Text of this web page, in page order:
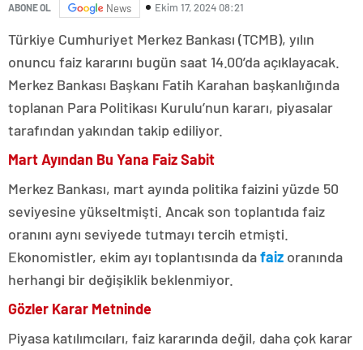
ABONE OL News Ekim 17, 2024 08:21
Türkiye Cumhuriyet Merkez Bankası (TCMB), yılın
onuncu faiz kararını bugün saat 14.00’da açıklayacak.
Merkez Bankası Başkanı Fatih Karahan başkanlığında
toplanan Para Politikası Kurulu’nun kararı, piyasalar
tarafından yakından takip ediliyor.
Mart Ayından Bu Yana Faiz Sabit
Merkez Bankası, mart ayında politika faizini yüzde 50
seviyesine yükseltmişti. Ancak son toplantıda faiz
oranını aynı seviyede tutmayı tercih etmişti.
Ekonomistler, ekim ayı toplantısında dafaiz oranında
herhangi bir değişiklik beklenmiyor.
Gözler Karar Metninde
Piyasa katılımcıları, faiz kararında değil, daha çok karar